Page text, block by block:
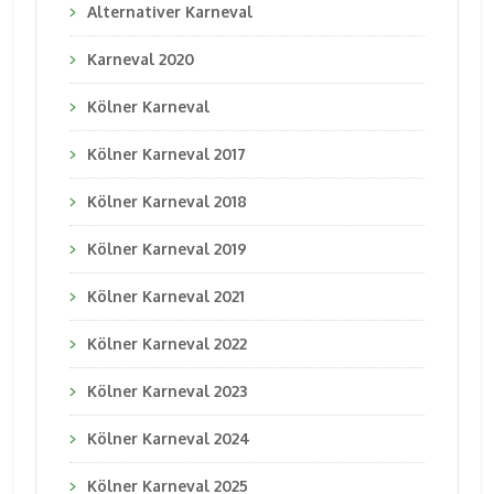
Alternativer Karneval
Karneval 2020
Kölner Karneval
Kölner Karneval 2017
Kölner Karneval 2018
Kölner Karneval 2019
Kölner Karneval 2021
Kölner Karneval 2022
Kölner Karneval 2023
Kölner Karneval 2024
Kölner Karneval 2025